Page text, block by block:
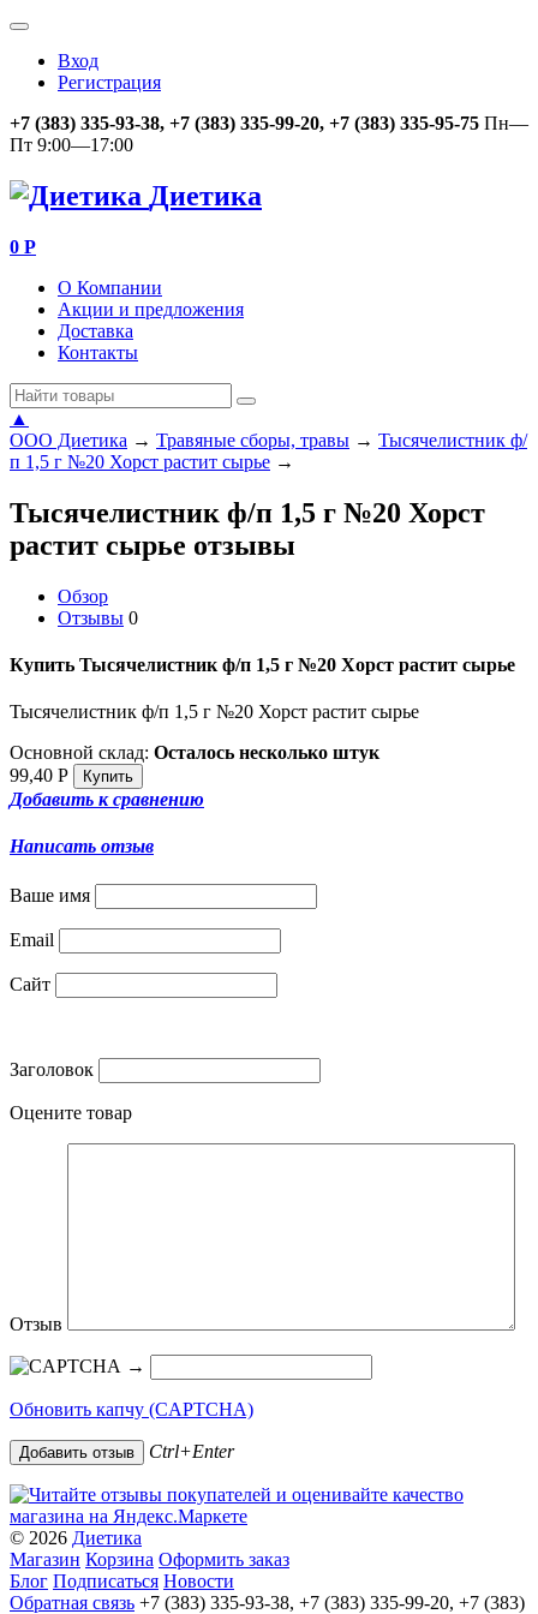
Вход
Регистрация
+7 (383) 335-93-38, +7 (383) 335-99-20, +7 (383) 335-95-75 Пн—
Пт 9:00—17:00
Диетика
0 Р
О Компании
Акции и предложения
Доставка
Контакты
▲
ООО Диетика → Травяные сборы, травы → Тысячелистник ф/
п 1,5 г №20 Хорст растит сырье →
Тысячелистник ф/п 1,5 г №20 Хорст
растит сырье отзывы
Обзор
Отзывы 0
Купить Тысячелистник ф/п 1,5 г №20 Хорст растит сырье
Тысячелистник ф/п 1,5 г №20 Хорст растит сырье
Основной склад: Осталось несколько штук
99,40 Р
Добавить к сравнению
Написать отзыв
Ваше имя
Email
Сайт
Заголовок
Оцените товар
Отзыв
→
Обновить капчу (CAPTCHA)
Ctrl+Enter
© 2026 Диетика
Магазин Корзина Оформить заказ
Блог Подписаться Новости
Обратная связь +7 (383) 335-93-38, +7 (383) 335-99-20, +7 (383)